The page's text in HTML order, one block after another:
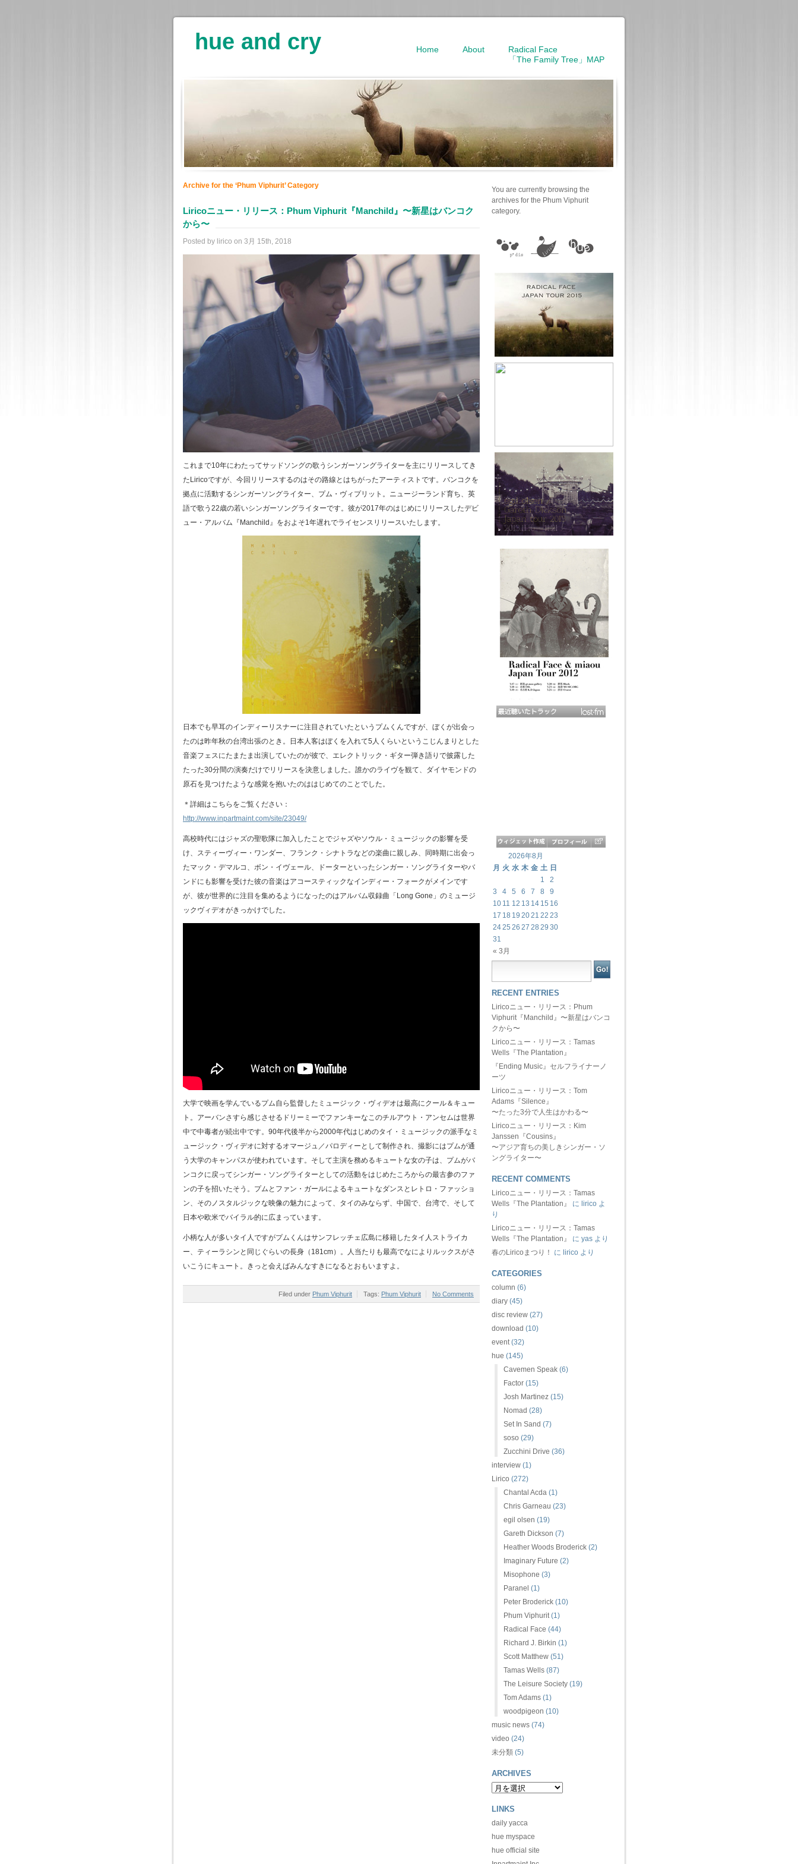
hue and cry Home About
Radical Face
「The Family Tree」MAP
Archive for the ‘Phum Viphurit’ Category
Liricoニュー・リリース：Phum Viphurit『Manchild』〜新星はバンコク
から〜
Posted by lirico on 3月 15th, 2018
これまで10年にわたってサッドソングの歌うシンガーソングライターを主にリリースしてき
たLiricoですが、今回リリースするのはその路線とはちがったアーティストです。バンコクを
拠点に活動するシンガーソングライター、プム・ヴィプリット。ニュージーランド育ち、英
語で歌う22歳の若いシンガーソングライターです。彼が2017年のはじめにリリースしたデビ
ュー・アルバム『Manchild』をおよそ1年遅れでライセンスリリースいたします。
日本でも早耳のインディーリスナーに注目されていたというプムくんですが、ぼくが出会っ
たのは昨年秋の台湾出張のとき。日本人客はぼくを入れて5人くらいというこじんまりとした
音楽フェスにたまたま出演していたのが彼で、エレクトリック・ギター弾き語りで披露した
たった30分間の演奏だけでリリースを決意しました。誰かのライヴを観て、ダイヤモンドの
原石を見つけたような感覚を抱いたのははじめてのことでした。
＊詳細はこちらをご覧ください：
http://www.inpartmaint.com/site/23049/
高校時代にはジャズの聖歌隊に加入したことでジャズやソウル・ミュージックの影響を受
け、スティーヴィー・ワンダー、フランク・シナトラなどの楽曲に親しみ、同時期に出会っ
たマック・デマルコ、ボン・イヴェール、ドーターといったシンガー・ソングライターやバ
ンドにも影響を受けた彼の音楽はアコースティックなインディー・フォークがメインです
が、彼が世界的に注目を集めるようになったのはアルバム収録曲「Long Gone」のミュージ
ックヴィデオがきっかけでした。
大学で映画を学んでいるプム自ら監督したミュージック・ヴィデオは最高にクール＆キュー
ト。アーバンさすら感じさせるドリーミーでファンキーなこのチルアウト・アンセムは世界
中で中毒者が続出中です。90年代後半から2000年代はじめのタイ・ミュージックの派手なミ
ュージック・ヴィデオに対するオマージュ／パロディーとして制作され、撮影にはプムが通
う大学のキャンパスが使われています。そして主演を務めるキュートな女の子は、プムがバ
ンコクに戻ってシンガー・ソングライターとしての活動をはじめたころからの最古参のファ
ンの子を招いたそう。プムとファン・ガールによるキュートなダンスとレトロ・ファッショ
ン、そのノスタルジックな映像の魅力によって、タイのみならず、中国で、台湾で、そして
日本や欧米でバイラル的に広まっています。
小柄な人が多いタイ人ですがプムくんはサンフレッチェ広島に移籍したタイ人ストライカ
ー、ティーラシンと同じぐらいの長身（181cm）。人当たりも最高でなによりルックスがさ
いこうにキュート。きっと会えばみんなすきになるとおもいますよ。
Filed under Phum Viphurit Tags: Phum Viphurit No Comments
You are currently browsing the
archives for the Phum Viphurit
category.
2026年8月
月 火 水 木 金 土 日
« 3月
1
2
3
4 5 6 7 8
9
10 11 12 13 14 15 16
17 18 19 2021 22 23
2425 26 27 28 29 30
31
RECENT ENTRIES
Liricoニュー・リリース：Phum
Viphurit『Manchild』〜新星はバンコ
クから〜
Liricoニュー・リリース：Tamas
Wells『The Plantation』
『Ending Music』セルフライナーノ
ーツ
Liricoニュー・リリース：Tom
Adams『Silence』
〜たった3分で人生はかわる〜
Liricoニュー・リリース：Kim
Janssen『Cousins』
〜アジア育ちの美しきシンガー・ソ
ングライター〜
RECENT COMMENTS
Liricoニュー・リリース：Tamas
Wells『The Plantation』
に lirico よ
り
Liricoニュー・リリース：Tamas
Wells『The Plantation』
に yas より
春のLiricoまつり！
に lirico より
CATEGORIES
column (6)
diary (45)
disc review (27)
download (10)
event(32)
hue (145)
Cavemen Speak (6)
Factor (15)
Josh Martinez (15)
Nomad (28)
Set In Sand (7)
soso (29)
Zucchini Drive (36)
interview (1)
Lirico (272)
Chantal Acda (1)
Chris Garneau (23)
egil olsen (19)
Gareth Dickson (7)
Heather Woods Broderick (2)
Imaginary Future (2)
Misophone (3)
Paranel (1)
Peter Broderick (10)
Phum Viphurit(1)
Radical Face (44)
Richard J. Birkin (1)
Scott Matthew (51)
Tamas Wells (87)
The Leisure Society (19)
Tom Adams (1)
woodpigeon (10)
music news (74)
video (24)
未分類 (5)
ARCHIVES
LINKS
daily yacca
hue myspace
hue official site